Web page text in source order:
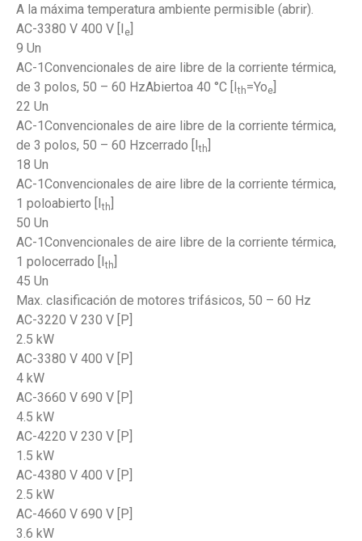
A la máxima temperatura ambiente permisible (abrir).
AC-3380 V 400 V [I e
9 Un
AC-1Convencionales de aire libre de la corriente térmica,
de 3 polos, 50 – 60 HzAbiertoa 40 °C [Ith=Yoe
22 Un
AC-1Convencionales de aire libre de la corriente térmica,
de 3 polos, 50 – 60 Hzcerrado [Ith
18 Un
AC-1Convencionales de aire libre de la corriente térmica,
1 poloabierto [Ith
50 Un
AC-1Convencionales de aire libre de la corriente térmica,
1 polocerrado [Ith
45 Un
Max. clasificación de motores trifásicos, 50 – 60 Hz
AC-3220 V 230 V [P]
2.5 kW
AC-3380 V 400 V [P]
4 kW
AC-3660 V 690 V [P]
4.5 kW
AC-4220 V 230 V [P]
1.5 kW
AC-4380 V 400 V [P]
2.5 kW
AC-4660 V 690 V [P]
3.6 kW